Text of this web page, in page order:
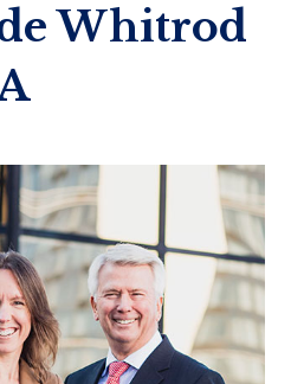
Whitrod